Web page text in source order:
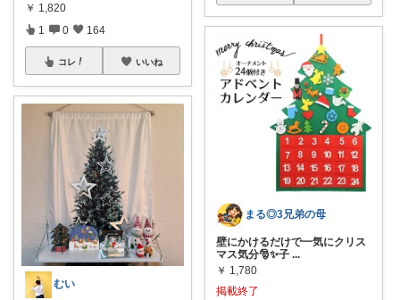
￥ 1,820
1 0 164
コレ いいね
むい
まる◎3兄弟の母
壁にかけるだけで一気にクリス
マス気分🎅✨子 ...
￥ 1,780
掲載終了